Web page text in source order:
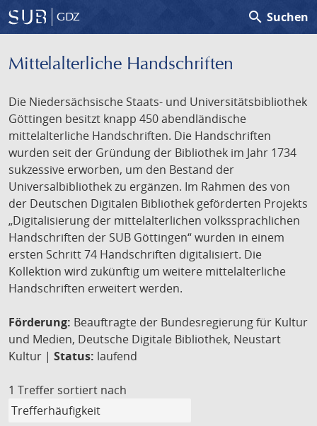
GDZ search Suchen
Mittelalterliche Handschriften
Die Niedersächsische Staats- und Universitätsbibliothek
Göttingen besitzt knapp 450 abendländische
mittelalterliche Handschriften. Die Handschriften
wurden seit der Gründung der Bibliothek im Jahr 1734
sukzessive erworben, um den Bestand der
Universalbibliothek zu ergänzen. Im Rahmen des von
der Deutschen Digitalen Bibliothek geförderten Projekts
„Digitalisierung der mittelalterlichen volkssprachlichen
Handschriften der SUB Göttingen“ wurden in einem
ersten Schritt 74 Handschriften digitalisiert. Die
Kollektion wird zukünftig um weitere mittelalterliche
Handschriften erweitert werden.
Förderung: Beauftragte der Bundesregierung für Kultur
und Medien, Deutsche Digitale Bibliothek, Neustart
Kultur | Status: laufend
1 Treffer sortiert nach